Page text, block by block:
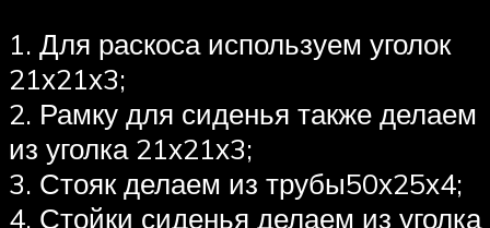
1. Для раскоса используем уголок
21х21х3;
2. Рамку для сиденья также делаем
из уголка 21х21х3;
3. Стояк делаем из трубы50х25х4;
4. Стойки сиденья делаем из уголка